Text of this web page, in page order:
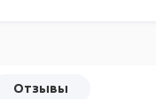
Отзывы